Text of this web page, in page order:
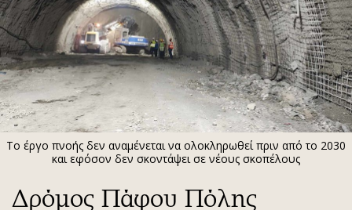
Κύπρος
Παιδεία
Υγεία
Πολιτική
Βουλευτικές 2026
Εκλογές 2024
Προεδρικές 2023
Διπλωματία
Απόψεις
Αρθρογραφία
The Hill
Υγεία
Αγγελίες
Ενοικιάζονται
Πωλούνται
Θέσεις εργασίας
Το έργο πνοής δεν αναμένεται να ολοκληρωθεί πριν από το 2030
και εφόσον δεν σκοντάψει σε νέους σκοπέλους
Δρόμος Πάφου Πόλης